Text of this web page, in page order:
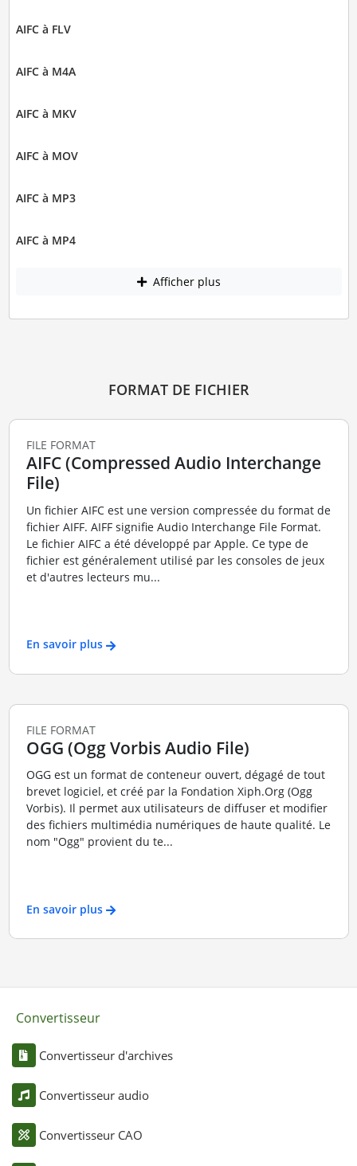
AIFC à FLV
AIFC à M4A
AIFC à MKV
AIFC à MOV
AIFC à MP3
AIFC à MP4
Afficher plus
FORMAT DE FICHIER
FILE FORMAT
AIFC (Compressed Audio Interchange
File)
Un fichier AIFC est une version compressée du format de
fichier AIFF. AIFF signifie Audio Interchange File Format.
Le fichier AIFC a été développé par Apple. Ce type de
fichier est généralement utilisé par les consoles de jeux
et d'autres lecteurs mu...
En savoir plus
FILE FORMAT
OGG (Ogg Vorbis Audio File)
OGG est un format de conteneur ouvert, dégagé de tout
brevet logiciel, et créé par la Fondation Xiph.Org (Ogg
Vorbis). Il permet aux utilisateurs de diffuser et modifier
des fichiers multimédia numériques de haute qualité. Le
nom "Ogg" provient du te...
En savoir plus
Convertisseur
Convertisseur d'archives
Convertisseur audio
Convertisseur CAO